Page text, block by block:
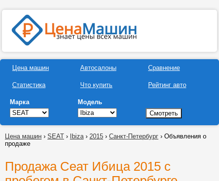
Цена машин
Статистика
Автосалоны
Что купить
Сравнение
Рейтинг авто
Марка Модель
Цена машин › SEAT › Ibiza› 2015 › Санкт-Петербург › Объявления о
продаже
Продажа Сеат Ибица 2015 с